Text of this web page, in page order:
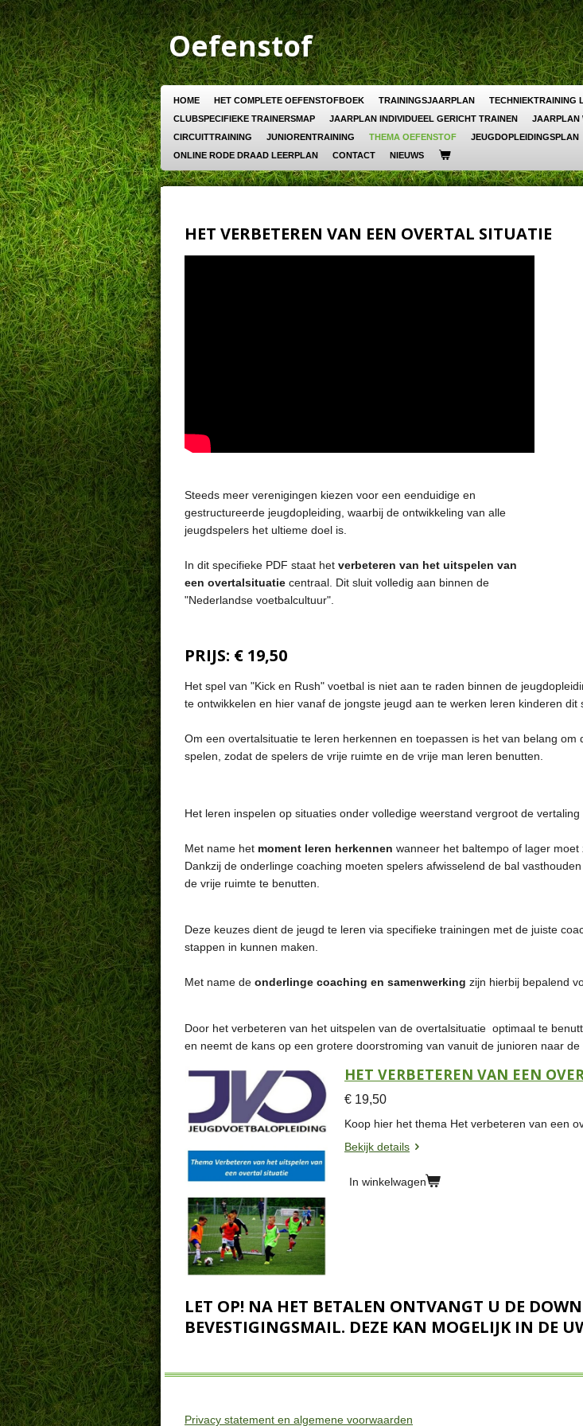
Ga
direct
naar
de
hoofdinhoud
Oefenstof
HOME HET COMPLETE OEFENSTOFBOEK TRAININGSJAARPLAN TECHNIEKTRAINING
CLUBSPECIFIEKE TRAINERSMAP
JAARPLAN INDIVIDUEEL GERICHT TRAINEN JAARPLAN
CIRCUITTRAINING
JUNIORENTRAINING THEMA OEFENSTOF JEUGDOPLEIDINGSPLAN
ONLINE RODE DRAAD LEERPLAN
CONTACT NIEUWS
HET VERBETEREN VAN EEN OVERTAL SITUATIE
Steeds meer verenigingen kiezen voor een eenduidige en
gestructureerde jeugdopleiding, waarbij de ontwikkeling van alle
jeugdspelers het ultieme doel is.
In dit specifieke PDF staat het verbeteren van het uitspelen van
een overtalsituatie centraal. Dit sluit volledig aan binnen de
"Nederlandse voetbalcultuur".
PRIJS: € 19,50
Het spel van "Kick en Rush" voetbal is niet aan te raden binnen de
te ontwikkelen en hier vanaf de jongste jeugd aan te werken leren kinderen dit
Om een overtalsituatie te leren herkennen en toepassen is het van belang om
spelen, zodat de spelers de vrije ruimte en de vrije man leren benutten.
Het leren inspelen op situaties onder volledige weerstand vergroot de vertaling
Met name het moment leren herkennen wanneer het baltempo of lager moet
Dankzij de onderlinge coaching moeten spelers afwisselend de bal
de vrije ruimte te benutten.
Deze keuzes dient de jeugd te leren via specifieke trainingen met de juiste
stappen in kunnen maken.
Met name de onderlinge coaching en samenwerking zijn hierbij bepalend
Door het verbeteren van het uitspelen van de overtalsituatie optimaal te
en neemt de kans op een grotere doorstroming van vanuit de junioren naar
HET VERBETEREN VAN EEN
€ 19,50
Koop hier het thema Het verbeteren van een
Bekijk details
In winkelwagen
LET OP! NA HET BETALEN ONTVANGT U DE
BEVESTIGINGSMAIL. DEZE KAN MOGELIJK IN DE
Privacy statement en algemene voorwaarden